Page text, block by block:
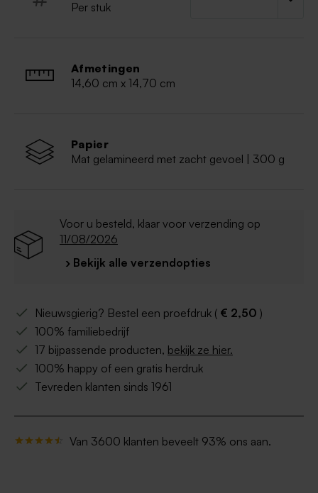
Trendy design
Per stuk
Afmetingen
14,60 cm x 14,70 cm
Papier
Mat gelamineerd met zacht gevoel | 300 g
Voor u besteld, klaar voor verzending op
11/08/2026
› Bekijk alle verzendopties
Nieuwsgierig? Bestel een proefdruk ( € 2,50 )
100% familiebedrijf
17 bijpassende producten, bekijk ze hier.
100% happy of een gratis herdruk
Tevreden klanten sinds 1961
Van 3600 klanten beveelt 93% ons aan.